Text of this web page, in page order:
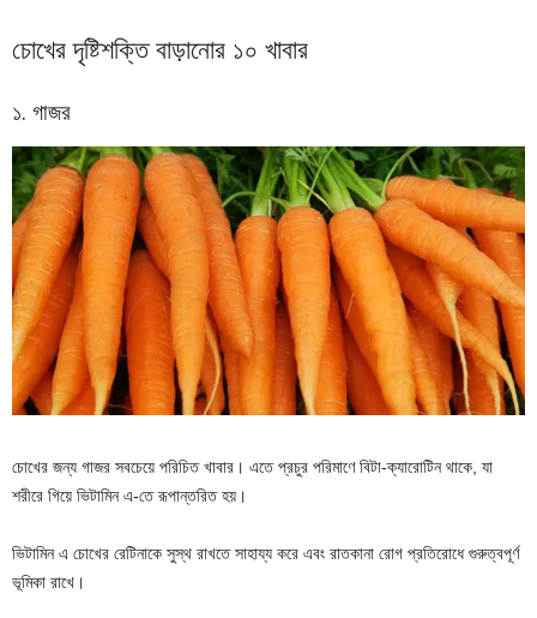
চোখের দৃষ্টিশক্তি বাড়ানোর ১০ খাবার
১. গাজর
চোখের জন্য গাজর সবচেয়ে পরিচিত খাবার। এতে প্রচুর পরিমাণে বিটা-ক্যারোটিন থাকে, যা
শরীরে গিয়ে ভিটামিন এ-তে রূপান্তরিত হয়।
ভিটামিন এ চোখের রেটিনাকে সুস্থ রাখতে সাহায্য করে এবং রাতকানা রোগ প্রতিরোধে গুরুত্বপূর্ণ
ভূমিকা রাখে।